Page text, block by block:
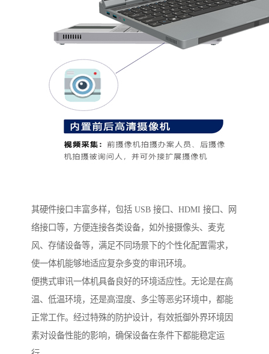
其硬件接口丰富多样，包括 USB 接口、HDMI 接口、网
络接口等，方便连接各类设备，如外接摄像头、麦克
风、存储设备等，满足不同场景下的个性化配置需求，
使一体机能够地适应复杂多变的审讯环境。​
便携式审讯一体机具备良好的环境适应性。无论是在高
温、低温环境，还是高湿度、多尘等恶劣环境中，都能
正常工作。经过特殊的防护设计，有效抵御外界环境因
素对设备性能的影响，确保设备在条件下都能稳定运